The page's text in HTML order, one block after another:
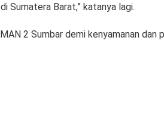
Sumatera Barat,” katanya lagi.
2 Sumbar demi kenyamanan dan